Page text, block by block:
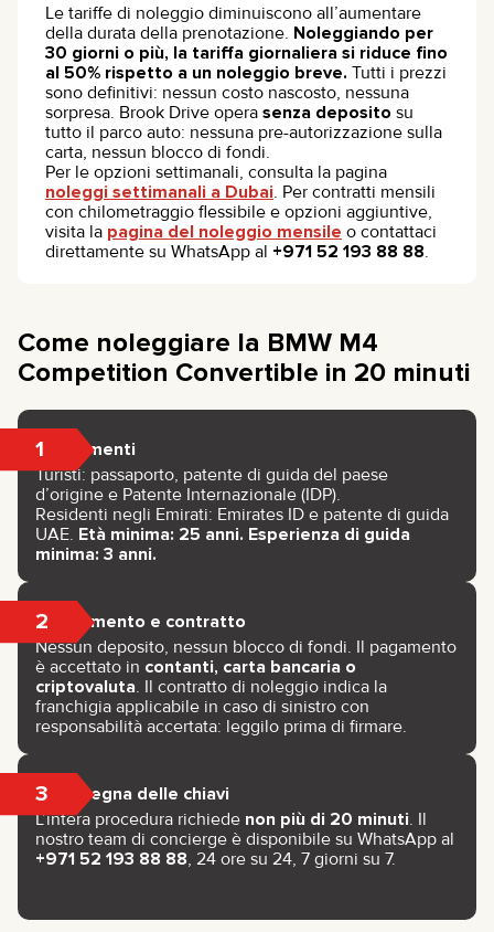
Le tariffe di noleggio diminuiscono all’aumentare
della durata della prenotazione. Noleggiando per
30 giorni o più, la tariffa giornaliera si riduce fino
al 50% rispetto a un noleggio breve. Tutti i prezzi
sono definitivi: nessun costo nascosto, nessuna
sorpresa. Brook Drive opera senza deposito su
tutto il parco auto: nessuna pre-autorizzazione sulla
carta, nessun blocco di fondi.
Per le opzioni settimanali, consulta la pagina
noleggi settimanali a Dubai. Per contratti mensili
con chilometraggio flessibile e opzioni aggiuntive,
visita la pagina del noleggio mensile o contattaci
direttamente su WhatsApp al +971 52 193 88 88.
Come noleggiare la BMW M4
Competition Convertible in 20 minuti
1 Documenti
Turisti: passaporto, patente di guida del paese
d’origine e Patente Internazionale (IDP).
Residenti negli Emirati: Emirates ID e patente di guida
UAE. Età minima: 25 anni. Esperienza di guida
minima: 3 anni.
2 Pagamento e contratto
Nessun deposito, nessun blocco di fondi. Il pagamento
è accettato in contanti, carta bancaria o
criptovaluta. Il contratto di noleggio indica la
franchigia applicabile in caso di sinistro con
responsabilità accertata: leggilo prima di firmare.
3 Consegna delle chiavi
L’intera procedura richiede non più di 20 minuti. Il
nostro team di concierge è disponibile su WhatsApp al
+971 52 193 88 88, 24 ore su 24, 7 giorni su 7.